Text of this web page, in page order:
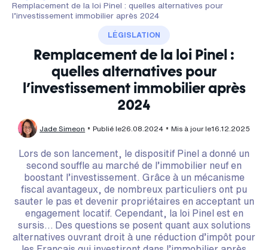
Remplacement de la loi Pinel : quelles alternatives pour
l’investissement immobilier après 2024
LÉGISLATION
Remplacement de la loi Pinel :
quelles alternatives pour
l’investissement immobilier après
2024
Jade Simeon Publié le26.08.2024 Mis à jour le16.12.2025
Lors de son lancement, le dispositif Pinel a donné un
second souffle au marché de l’immobilier neuf en
boostant l’investissement. Grâce à un mécanisme
fiscal avantageux, de nombreux particuliers ont pu
sauter le pas et devenir propriétaires en acceptant un
engagement locatif. Cependant, la loi Pinel est en
sursis… Des questions se posent quant aux solutions
alternatives ouvrant droit à une réduction d’impôt pour